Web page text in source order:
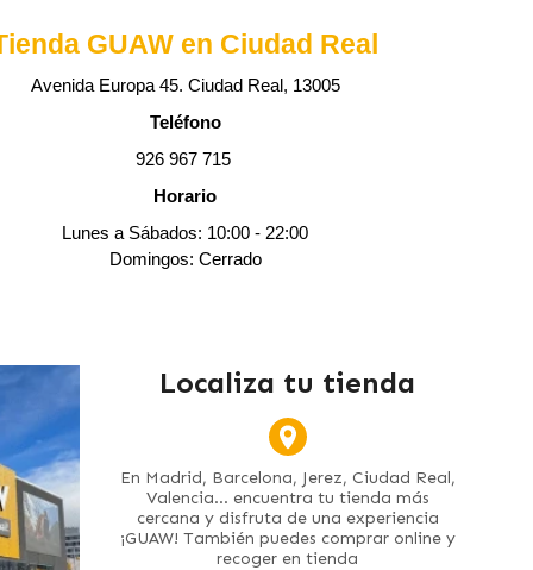
GUAW en Ciudad Real
Avenida Europa 45. Ciudad Real, 13005
Teléfono
926 967 715
Horario
Lunes a Sábados: 10:00 - 22:00
Domingos: Cerrado
Localiza tu tienda
En Madrid, Barcelona, Jerez, Ciudad Real,
Valencia... encuentra tu tienda más
cercana y disfruta de una experiencia
¡GUAW! También puedes comprar online y
recoger en tienda